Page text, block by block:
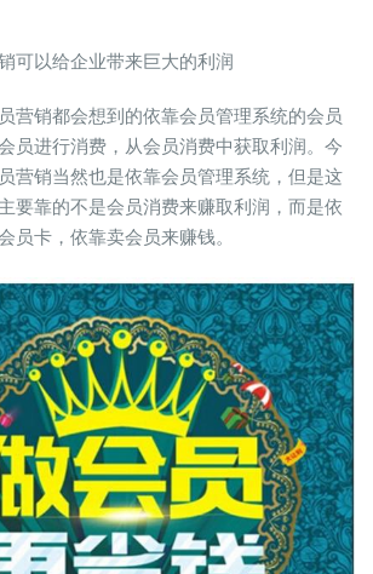
理
系
统|
有
效
的
会
员
营
可
以
给
企
业
带
来
巨
大
的
利
润
可以给企业带来巨大的利润
营销都会想到的依靠会员管理系统的会员
员进行消费，从会员消费中获取利润。今
营销当然也是依靠会员管理系统，但是这
要靠的不是会员消费来赚取利润，而是依
员卡，依靠卖会员来赚钱。